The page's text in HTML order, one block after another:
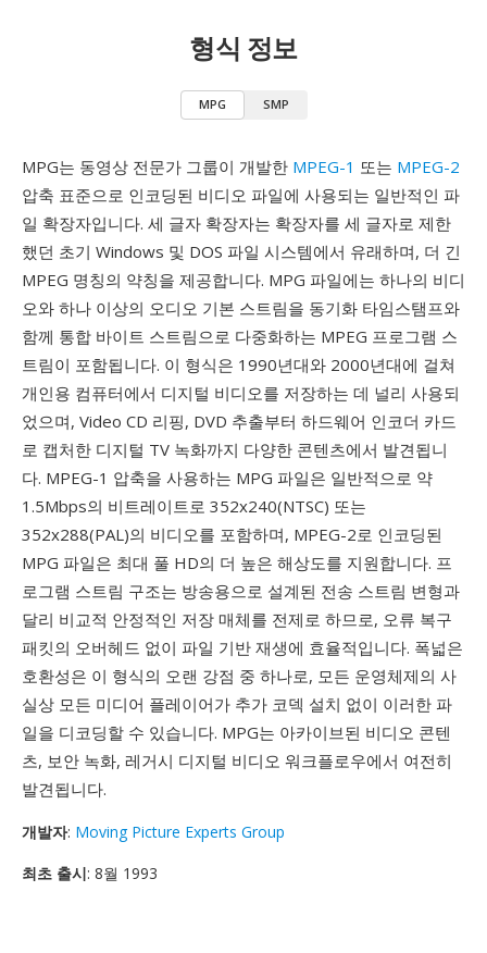
형식 정보
MPG SMP
MPG는 동영상 전문가 그룹이 개발한 MPEG-1 또는 MPEG-2
압축 표준으로 인코딩된 비디오 파일에 사용되는 일반적인 파
일 확장자입니다. 세 글자 확장자는 확장자를 세 글자로 제한
했던 초기 Windows 및 DOS 파일 시스템에서 유래하며, 더 긴
MPEG 명칭의 약칭을 제공합니다. MPG 파일에는 하나의 비디
오와 하나 이상의 오디오 기본 스트림을 동기화 타임스탬프와
함께 통합 바이트 스트림으로 다중화하는 MPEG 프로그램 스
트림이 포함됩니다. 이 형식은 1990년대와 2000년대에 걸쳐
개인용 컴퓨터에서 디지털 비디오를 저장하는 데 널리 사용되
었으며, Video CD 리핑, DVD 추출부터 하드웨어 인코더 카드
로 캡처한 디지털 TV 녹화까지 다양한 콘텐츠에서 발견됩니
다. MPEG-1 압축을 사용하는 MPG 파일은 일반적으로 약
1.5Mbps의 비트레이트로 352x240(NTSC) 또는
352x288(PAL)의 비디오를 포함하며, MPEG-2로 인코딩된
MPG 파일은 최대 풀 HD의 더 높은 해상도를 지원합니다. 프
로그램 스트림 구조는 방송용으로 설계된 전송 스트림 변형과
달리 비교적 안정적인 저장 매체를 전제로 하므로, 오류 복구
패킷의 오버헤드 없이 파일 기반 재생에 효율적입니다. 폭넓은
호환성은 이 형식의 오랜 강점 중 하나로, 모든 운영체제의 사
실상 모든 미디어 플레이어가 추가 코덱 설치 없이 이러한 파
일을 디코딩할 수 있습니다. MPG는 아카이브된 비디오 콘텐
츠, 보안 녹화, 레거시 디지털 비디오 워크플로우에서 여전히
발견됩니다.
개발자: Moving Picture Experts Group
최초 출시: 8월 1993